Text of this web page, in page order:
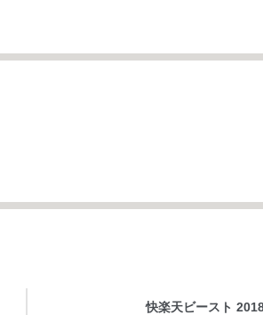
快楽天ビースト